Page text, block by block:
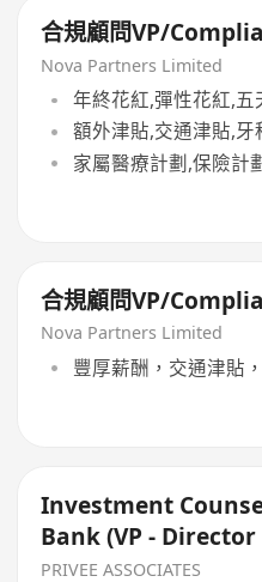
合規顧問VP/
Nova Partners Limited
年終花紅,彈性花紅,五
額外津貼,交通津貼,牙
家屬醫療計劃,保險計
合規顧問VP/
Nova Partners Limited
豐厚薪酬，交通津貼
Investment
Bank (VP -
PRIVEE ASSOCIATES